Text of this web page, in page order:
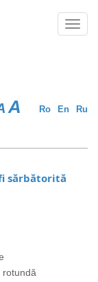
Ro En Ru
A
sărbătorită
rotundă